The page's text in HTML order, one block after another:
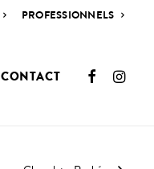
PROFESSIONNELS
CONTACT